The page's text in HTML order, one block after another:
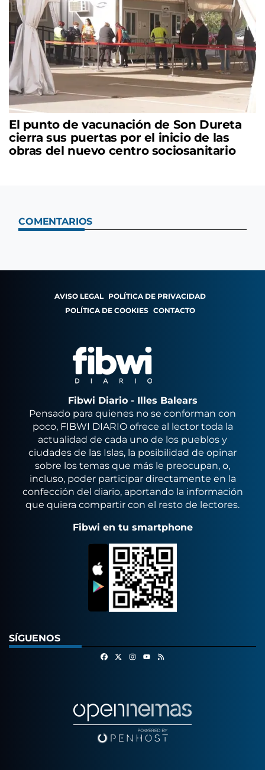
El punto de vacunación de Son Dureta
cierra sus puertas por el inicio de las
obras del nuevo centro sociosanitario
COMENTARIOS
AVISO LEGAL POLÍTICA DE PRIVACIDAD
POLÍTICA DE COOKIES CONTACTO
Fibwi Diario - Illes Balears
Pensado para quienes no se conforman con
poco, FIBWI DIARIO ofrece al lector toda la
actualidad de cada uno de los pueblos y
ciudades de las Islas, la posibilidad de opinar
sobre los temas que más le preocupan, o,
incluso, poder participar directamente en la
confección del diario, aportando la información
que quiera compartir con el resto de lectores.
Fibwi en tu smartphone
SÍGUENOS
FacebookInstagram